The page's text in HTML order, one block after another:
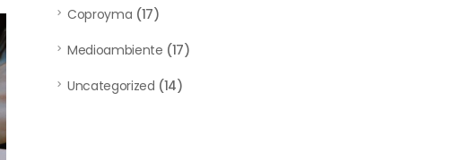
Coproyma (17)
Medioambiente (17)
Uncategorized (14)